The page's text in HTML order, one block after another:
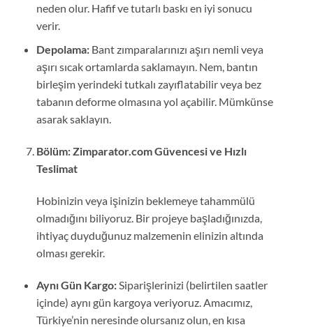
neden olur. Hafif ve tutarlı baskı en iyi sonucu
verir.
Depolama:Bant zımparalarınızı aşırı nemli veya
aşırı sıcak ortamlarda saklamayın. Nem, bantın
birleşim yerindeki tutkalı zayıflatabilir veya bez
tabanın deforme olmasına yol açabilir. Mümkünse
asarak saklayın.
Bölüm: Zimparator.com Güvencesi ve Hızlı
Teslimat
Hobinizin veya işinizin beklemeye tahammülü
olmadığını biliyoruz. Bir projeye başladığınızda,
ihtiyaç duyduğunuz malzemenin elinizin altında
olması gerekir.
Aynı Gün Kargo:Siparişlerinizi (belirtilen saatler
içinde) aynı gün kargoya veriyoruz. Amacımız,
Türkiye’nin neresinde olursanız olun, en kısa